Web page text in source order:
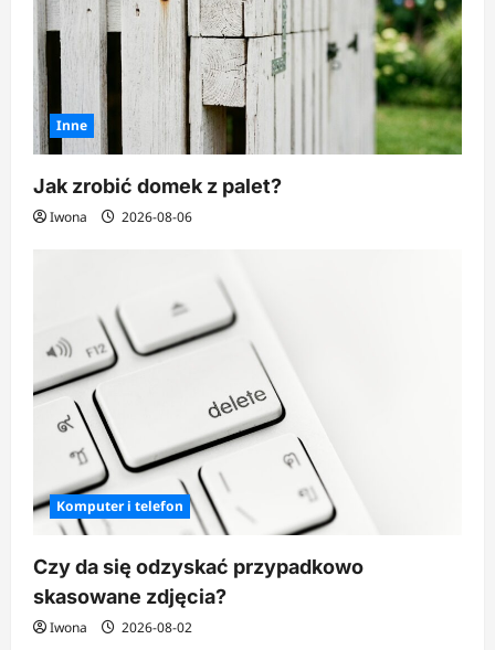
Inne
Jak zrobić domek z palet?
Iwona 2026-08-06
Komputer i telefon
Czy da się odzyskać przypadkowo
skasowane zdjęcia?
Iwona 2026-08-02